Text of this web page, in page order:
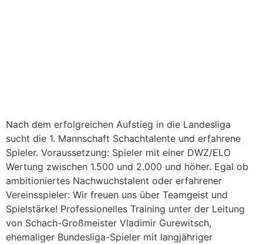
Nach dem erfolgreichen Aufstieg in die Landesliga
sucht die 1. Mannschaft Schachtalente und erfahrene
Spieler. Voraussetzung: Spieler mit einer DWZ/ELO
Wertung zwischen 1.500 und 2.000 und höher. Egal ob
ambitioniertes Nachwuchstalent oder erfahrener
Vereinsspieler: Wir freuen uns über Teamgeist und
Spielstärke! Professionelles Training unter der Leitung
von Schach-Großmeister Vladimir Gurewitsch,
ehemaliger Bundesliga-Spieler mit langjähriger